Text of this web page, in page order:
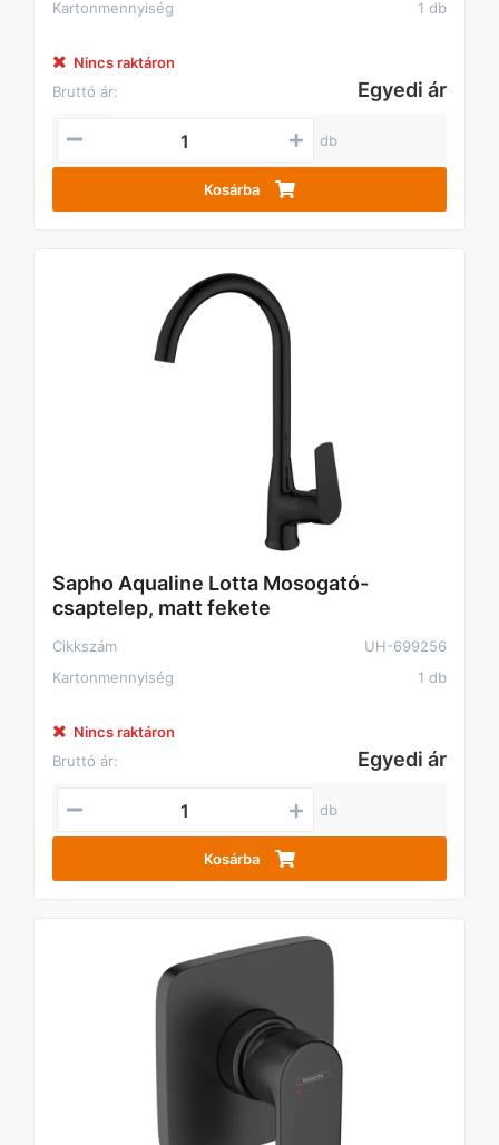
Kartonmennyiség
1 db
Nincs raktáron
Bruttó ár:
Egyedi ár
db
Kosárba
Sapho Aqualine Lotta Mosogató-
csaptelep, matt fekete
Cikkszám
UH-699256
Kartonmennyiség
1 db
Nincs raktáron
Bruttó ár:
Egyedi ár
db
Kosárba